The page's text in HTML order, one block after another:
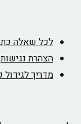
לכל שאלה
הצהרת נגישות
מדריך